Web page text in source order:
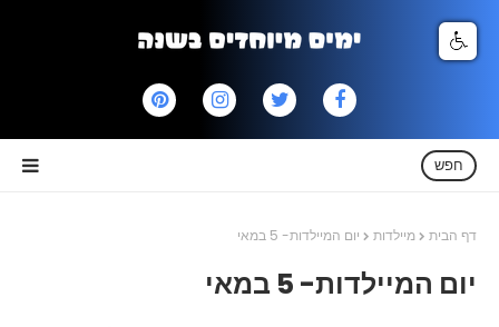
חפש
דף הבית מיילדות יום המיילדות- 5 במאי
יום המיילדות- 5 במאי